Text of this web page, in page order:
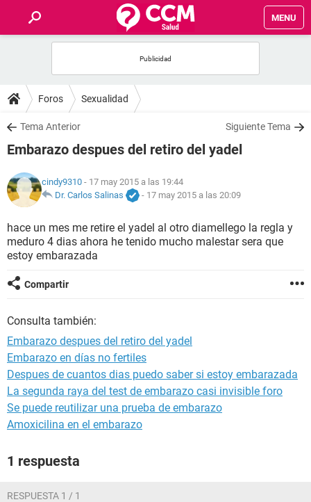
MENU
FOROS
SALUD
NUTRICIÓN
BIENESTAR
Foros Sexualidad
Tema Anterior Siguiente Tema
Embarazo despues del retiro del yadel
cindy9310 - 17 may 2015 a las 19:44
Dr. Carlos Salinas
- 17 may 2015 a las 20:09
hace un mes me retire el yadel al otro diamellego la regla y
meduro 4 dias ahora he tenido mucho malestar sera que
estoy embarazada
Compartir
Consulta también:
Embarazo despues del retiro del yadel
Embarazo en días no fertiles
Despues de cuantos dias puedo saber si estoy embarazada
La segunda raya del test de embarazo casi invisible foro
Se puede reutilizar una prueba de embarazo
Amoxicilina en el embarazo
1 respuesta
RESPUESTA 1 / 1